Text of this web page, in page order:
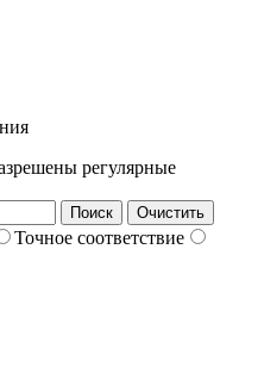
регулярные
Точное соответствие